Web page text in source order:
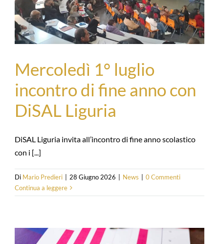
Mercoledì 1° luglio
incontro di fine anno con
DiSAL Liguria
DiSAL Liguria invita all’incontro di fine anno scolastico
con i [...]
Di Mario Predieri 28 Giugno 2026 News
0 Commenti
Continua a leggere